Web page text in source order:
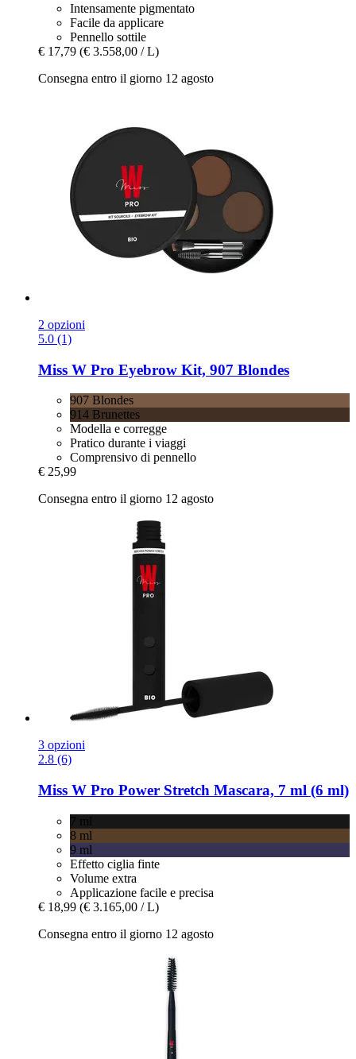
Intensamente pigmentato
Facile da applicare
Pennello sottile
€ 17,79 (€ 3.558,00 / L)
Consegna entro il giorno 12 agosto
2 opzioni
5.0 (1)
Miss W Pro Eyebrow Kit, 907 Blondes
907 Blondes
914 Brunettes
Modella e corregge
Pratico durante i viaggi
Comprensivo di pennello
€ 25,99
Consegna entro il giorno 12 agosto
3 opzioni
2.8 (6)
Miss W Pro Power Stretch Mascara, 7 ml (6 ml)
7 ml
8 ml
9 ml
Effetto ciglia finte
Volume extra
Applicazione facile e precisa
€ 18,99 (€ 3.165,00 / L)
Consegna entro il giorno 12 agosto